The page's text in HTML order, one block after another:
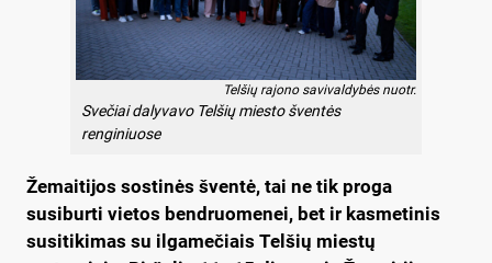
Telšių rajono savivaldybės nuotr.
Svečiai dalyvavo Telšių miesto šventės
renginiuose
Žemaitijos sostinės šventė, tai ne tik proga
susiburti vietos bendruomenei, bet ir kasmetinis
susitikimas su ilgamečiais Telšių miestų